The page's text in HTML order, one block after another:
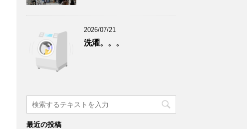
2026/07/21
洗濯。。。
最近の投稿